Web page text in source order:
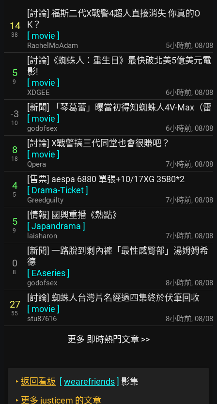
14
38
[討論] 福斯二代X戰警4超人直接消失 你真的O
K？
[ movie ]
RachelMcAdam 5小時前, 08/08
5
9
[討論]《蜘蛛人：重生日》最快破北美5億美元電
影!
[ movie ]
XDGEE 6小時前, 08/08
-3
10
[新聞] 「琴葛蕾」曝當初得知蜘蛛人4V-Max（雷
[ movie ]
godofsex 6小時前, 08/08
8
18
[討論] X戰警搞三代同堂也會很賺吧？
[ movie ]
Qpera 7小時前, 08/08
4
5
[售票] aespa 6880 單張+10/17XG 3580*2
[ Drama-Ticket]
Greedguilty 7小時前, 08/08
5
9
[情報] 國興重播《熱點》
[Japandrama ]
laisharon 7小時前, 08/08
0
8
[新聞] 一路脫到剩內褲「最性感臀部」湯姆姆希
德
[ EAseries]
godofsex 8小時前, 08/08
27
55
[討論] 蜘蛛人台灣片名經過四集終於伏筆回收
[ movie ]
stu87616 8小時前, 08/08
更多 即時熱門文章 >>
‣ 返回看板 [wearefriends] 影集
‣ 更多 justicem 的文章